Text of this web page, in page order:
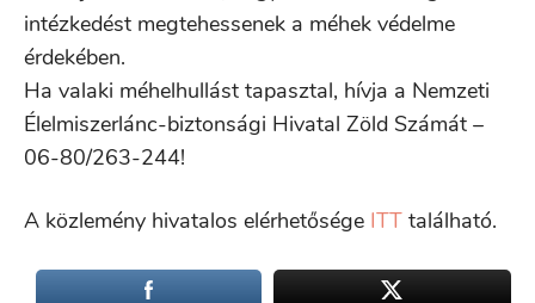
intézkedést megtehessenek a méhek védelme
érdekében.
Ha valaki méhelhullást tapasztal, hívja a Nemzeti
Élelmiszerlánc-biztonsági Hivatal Zöld Számát –
06-80/263-244!
A közlemény hivatalos elérhetősége ITT található.